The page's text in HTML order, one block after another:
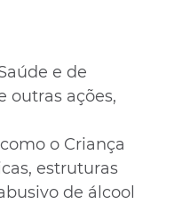
e de
outras ações,
o Criança
estruturas
de álcool